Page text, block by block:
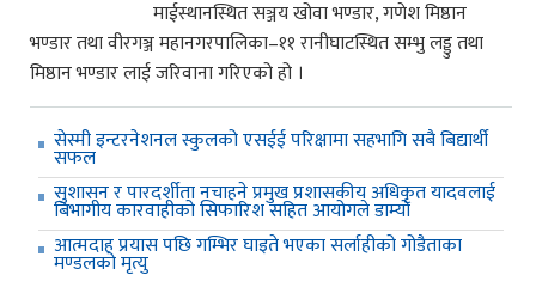
माईस्थानस्थित सञ्जय खोवा भण्डार, गणेश मिष्ठान
भण्डार तथा वीरगञ्ज महानगरपालिका–११ रानीघाटस्थित सम्भु लड्डु तथा
मिष्ठान भण्डार लाई जरिवाना गरिएको हो ।
सेस्मी इन्टरनेशनल स्कुलको एसईई परिक्षामा सहभागि सबै बिद्यार्थी
सफल
सुशासन र पारदर्शीता नचाहने प्रमुख प्रशासकीय अधिकृत यादवलाई
बिभागीय कारवाहीको सिफारिश सहित आयोगले डाम्यो
आत्मदाह प्रयास पछि गम्भिर घाइते भएका सर्लाहीको गोडैताका
मण्डलको मृत्यु